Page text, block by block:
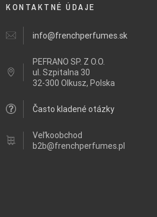
KONTAKTNÉ ÚDAJE
info@frenchperfumes.sk
PEFRANO SP. Z O.O.
ul. Szpitalna 30
32-300 Olkusz, Polska
Často kladené otázky
Veľkoobchod
b2b@frenchperfumes.pl